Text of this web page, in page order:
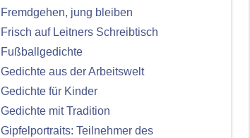
Fremdgehen, jung bleiben
Frisch auf Leitners Schreibtisch
Fußballgedichte
Gedichte aus der Arbeitswelt
Gedichte für Kinder
Gedichte mit Tradition
Gipfelportraits: Teilnehmer des